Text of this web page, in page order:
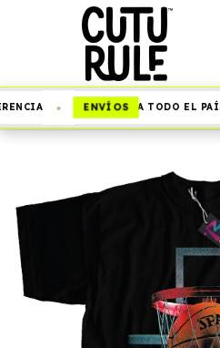
ENVÍOS A TODO EL PAÍS